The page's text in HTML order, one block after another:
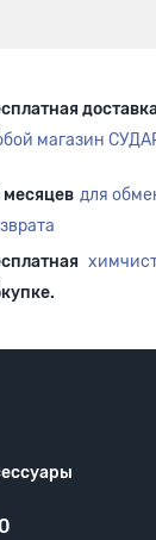
магазин
месяцев для